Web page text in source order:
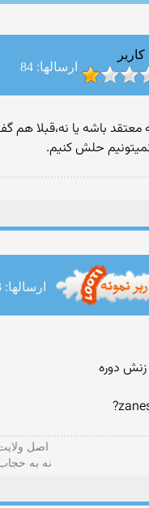
کاربر
ارسالها: 84
معتقد باشه یا نه،قبلا
حلش کنیم.
ارسالها: 263803
زنش دوره
اصل
نه به